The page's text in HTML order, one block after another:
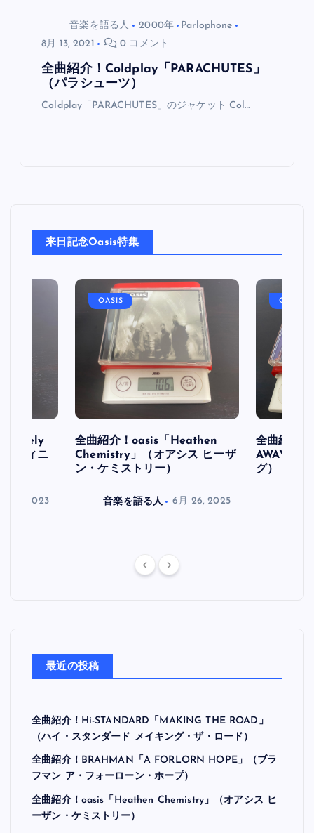
音楽を語る人 2000年
Parlophone
8月 13, 2021
0 コメント
全曲紹介！Coldplay「PARACHUTES」
（パラシューツ）
Coldplay「PARACHUTES」のジャケット Col…
来日記念Oasis特集
フィニ
30, 2023
OASIS
全曲紹介！oasis「Heathen
Chemistry」（オアシス ヒーザ
ン・ケミストリー）
音楽を語る人 6月 26, 2025
OASIS
全曲紹介
AWAY」
グ）
最近の投稿
全曲紹介！Hi-STANDARD「MAKING THE ROAD」
（ハイ・スタンダード メイキング・ザ・ロード）
全曲紹介！BRAHMAN「A FORLORN HOPE」（ブラ
フマン ア・フォーローン・ホープ）
全曲紹介！oasis「Heathen Chemistry」（オアシス ヒ
ーザン・ケミストリー）